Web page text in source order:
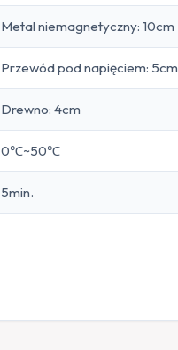
Metal niemagnetyczny: 10cm
Przewód pod napięciem: 5cm
Drewno: 4cm
0℃~50℃
5min.